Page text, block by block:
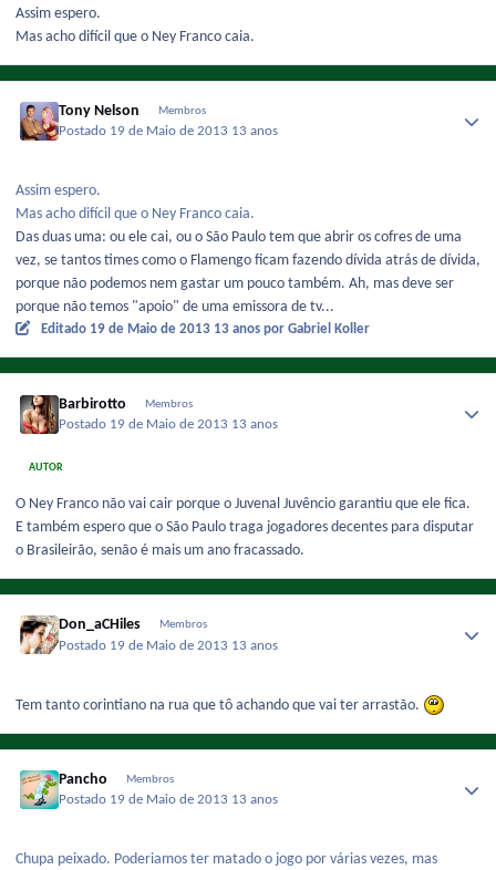
Assim espero.
Mas acho difícil que o Ney Franco caia.
Tony Nelson Membros
Postado 19 de Maio de 2013 13 anos
Assim espero.
Mas acho difícil que o Ney Franco caia.
Das duas uma: ou ele cai, ou o São Paulo tem que abrir os cofres de uma
vez, se tantos times como o Flamengo ficam fazendo dívida atrás de dívida,
porque não podemos nem gastar um pouco também. Ah, mas deve ser
porque não temos "apoio" de uma emissora de tv...
Editado 19 de Maio de 2013 13 anos por Gabriel Koller
Barbirotto Membros
Postado 19 de Maio de 2013 13 anos
AUTOR
O Ney Franco não vai cair porque o Juvenal Juvêncio garantiu que ele fica.
E também espero que o São Paulo traga jogadores decentes para disputar
o Brasileirão, senão é mais um ano fracassado.
Don_aCHiles Membros
Postado 19 de Maio de 2013 13 anos
Tem tanto corintiano na rua que tô achando que vai ter arrastão.
Pancho Membros
Postado 19 de Maio de 2013 13 anos
Chupa peixado. Poderiamos ter matado o jogo por várias vezes, mas